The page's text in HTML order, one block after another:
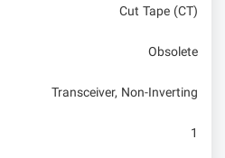
Cut Tape (CT)
Obsolete
Transceiver, Non-Inverting
1